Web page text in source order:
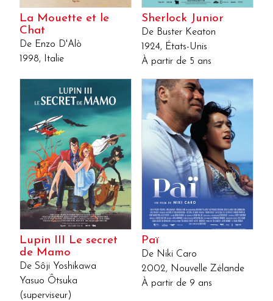
La Mouette et le
Chat
De Enzo D'Alò
1998, Italie
Sherlock Junior
De Buster Keaton
1924, États-Unis
À partir de 5 ans
Lupin III Le secret
de Mamo
De Sôji Yoshikawa
Yasuo Ôtsuka
(superviseur)
Paï
De Niki Caro
2002, Nouvelle Zélande
À partir de 9 ans